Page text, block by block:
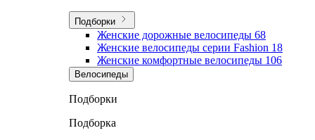
Подборки
Женские дорожные велосипеды 68
Женские велосипеды серии Fashion 18
Женские комфортные велосипеды 106
Велосипеды
Подборки
Подборка